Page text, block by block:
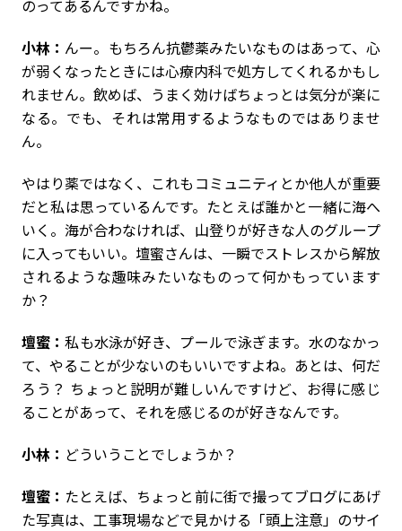
のってあるんですかね。
小林： んー。もちろん抗鬱薬みたいなものはあって、心
が弱くなったときには心療内科で処方してくれるかもし
れません。飲めば、うまく効けばちょっとは気分が楽に
なる。でも、それは常用するようなものではありませ
ん。
やはり薬ではなく、これもコミュニティとか他人が重要
だと私は思っているんです。たとえば誰かと一緒に海へ
いく。海が合わなければ、山登りが好きな人のグループ
に入ってもいい。壇蜜さんは、一瞬でストレスから解放
されるような趣味みたいなものって何かもっています
か？
壇蜜：私も水泳が好き、プールで泳ぎます。水のなかっ
て、やることが少ないのもいいですよね。あとは、何だ
ろう？ ちょっと説明が難しいんですけど、お得に感じ
ることがあって、それを感じるのが好きなんです。
小林： どういうことでしょうか？
壇蜜： たとえば、ちょっと前に街で撮ってブログにあげ
た写真は、工事現場などで見かける「頭上注意」のサイ